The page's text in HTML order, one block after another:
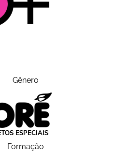
Gênero
Formação